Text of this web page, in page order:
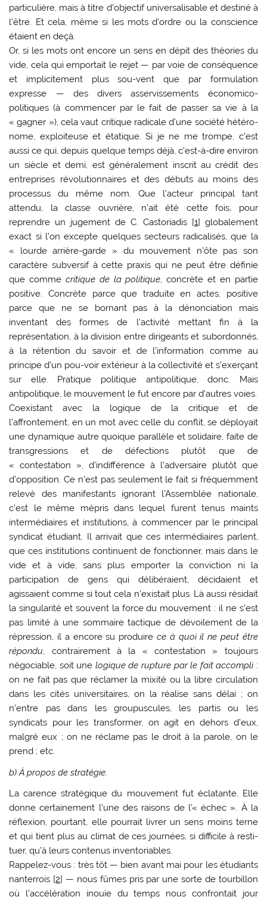
particulière, mais à titre d’objectif universalisable et destiné à
l’être. Et cela, même si les mots d’ordre ou la conscience
étaient en deçà.
Or, si les mots ont encore un sens en dépit des théories du
vide, cela qui emportait le rejet — par voie de conséquence
et implicitement plus sou-vent que par formulation
expresse — des divers asservissements économico-
politiques (à commencer par le fait de passer sa vie à la
« gagner »), cela vaut critique radicale d’une société hétéro-
nome, exploiteuse et étatique. Si je ne me trompe, c’est
aussi ce qui, depuis quelque temps déjà, c’est-à-dire environ
un siècle et demi, est généralement inscrit au crédit des
entreprises révolutionnaires et des débuts au moins des
processus du même nom. Que l’acteur principal tant
attendu, la classe ouvrière, n’ait été cette fois, pour
reprendre un jugement de C. Castoriadis[1] globalement
exact si l’on excepte quelques secteurs radicalisés, que la
« lourde arrière-garde » du mouvement n’ôte pas son
caractère subversif à cette praxis qui ne peut être définie
que comme critique de la politique, concrète et en partie
positive. Concrète parce que traduite en actes, positive
parce que ne se bornant pas à la dénonciation mais
inventant des formes de l’activité mettant fin à la
représentation, à la division entre dirigeants et subordonnés,
à la rétention du savoir et de l’information comme au
principe d’un pou-voir extérieur à la collectivité et s’exerçant
sur elle. Pratique politique antipolitique, donc. Mais
antipolitique, le mouvement le fut encore par d’autres voies.
Coexistant avec la logique de la critique et de
l’affrontement, en un mot avec celle du conflit, se déployait
une dynamique autre quoique parallèle et solidaire, faite de
transgressions et de défections plutôt que de
« contestation », d’indifférence à l’adversaire plutôt que
d’opposition. Ce n’est pas seulement le fait si fréquemment
relevé des manifestants ignorant l’Assemblée nationale,
c’est le même mépris dans lequel furent tenus maints
intermédiaires et institutions, à commencer par le principal
syndicat étudiant. Il arrivait que ces intermédiaires parlent,
que ces institutions continuent de fonctionner, mais dans le
vide et à vide, sans plus emporter la conviction ni la
participation de gens qui délibéraient, décidaient et
agissaient comme si tout cela n’existait plus. Là aussi résidait
la singularité et souvent la force du mouvement : il ne s’est
pas limité à une sommaire tactique de dévoilement de la
répression, il a encore su produire ce à quoi il ne peut être
répondu, contrairement à la « contestation » tou­jours
négociable, soit une logique de rupture par le fait accompli:
on ne fait pas que réclamer la mixité ou la libre circulation
dans les cités uni­versitaires, on la réalise sans délai ; on
n’entre pas dans les groupuscules, les partis ou les
syndicats pour les transformer, on agit en dehors d’eux,
malgré eux ; on ne réclame pas le droit à la parole, on le
prend ; etc.
b) À propos de stratégie.
La carence stratégique du mouvement fut éclatante. Elle
donne certainement l’une des rai­sons de l’« échec ». À la
réflexion, pourtant, elle pourrait livrer un sens moins terne
et qui tient plus au climat de ces journées, si difficile à resti­
tuer, qu’à leurs contenus inventoriables.
Rappelez-vous : très tôt — bien avant mai pour les étudiants
nanterrois [2] — nous fûmes pris par une sorte de tourbillon
où l’accélération inouïe du temps nous confrontait jour